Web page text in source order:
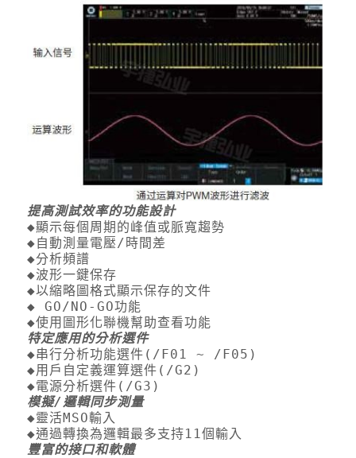
提高測試效率的功能設計
◆顯示每個周期的峰值或脈寬趨勢
◆自動測量電壓/時間差
◆分析頻譜
◆波形一鍵保存
◆以縮略圖格式顯示保存的文件
◆ GO/NO-GO功能
◆使用圖形化聯機幫助查看功能
特定應用的分析選件
◆串行分析功能選件(/F01 ~ /F05)
◆用戶自定義運算選件(/G2)
◆電源分析選件(/G3)
模擬/邏輯同步測量
◆靈活MSO輸入
◆通過轉換為邏輯最多支持11個輸入
豐富的接口和軟體